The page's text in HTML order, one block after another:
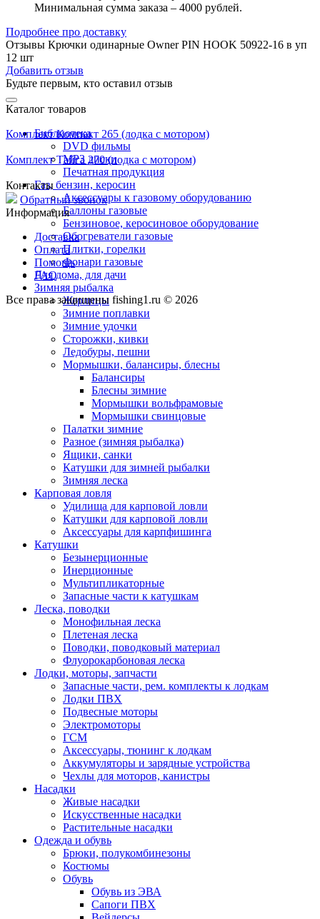
Минимальная сумма заказа – 4000 рублей.
Подробнее про доставку
Отзывы Крючки одинарные Owner PIN HOOK 50922-16 в уп
12 шт
Добавить отзыв
Будьте первым, кто оставил отзыв
Каталог товаров
Библиотека
DVD фильмы
MP3 диски
Печатная продукция
Газ, бензин, керосин
Аксессуары к газовому оборудованию
Баллоны газовые
Бензиновое, керосиновое оборудование
Обогреватели газовые
Плитки, горелки
Фонари газовые
Для дома, для дачи
Зимняя рыбалка
Жерлицы
Зимние поплавки
Зимние удочки
Сторожки, кивки
Ледобуры, пешни
Мормышки, балансиры, блесны
Балансиры
Блесны зимние
Мормышки вольфрамовые
Мормышки свинцовые
Палатки зимние
Разное (зимняя рыбалка)
Ящики, санки
Катушки для зимней рыбалки
Зимняя леска
Карповая ловля
Удилища для карповой ловли
Катушки для карповой ловли
Аксессуары для карпфишинга
Катушки
Безынерционные
Инерционные
Мультипликаторные
Запасные части к катушкам
Леска, поводки
Монофильная леска
Плетеная леска
Поводки, поводковый материал
Флуорокарбоновая леска
Лодки, моторы, запчасти
Запасные части, рем. комплекты к лодкам
Лодки ПВХ
Подвесные моторы
Электромоторы
ГСМ
Аксессуары, тюнинг к лодкам
Аккумуляторы и зарядные устройства
Чехлы для моторов, канистры
Насадки
Живые насадки
Искусственные насадки
Растительные насадки
Одежда и обувь
Брюки, полукомбинезоны
Костюмы
Обувь
Обувь из ЭВА
Сапоги ПВХ
Комплект Компакт 265 (лодка с мотором)
Комплект Тайга 270 (лодка с мотором)
Контакты
Обратный звонок
Информация
Доставка
Оплата
Помощь
FAQ
Все права защищены fishing1.ru © 2026